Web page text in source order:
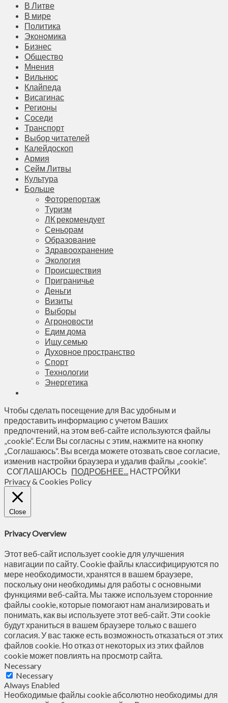
В Литве
В мире
Политика
Экономика
Бизнес
Общество
Мнения
Вильнюс
Клайпеда
Висагинас
Регионы
Соседи
Транспорт
Выбор читателей
Калейдоскоп
Армия
Сейм Литвы
Культура
Больше
Фоторепортаж
Туризм
ЛК рекомендует
Сеньорам
Образование
Здравоохранение
Экология
Происшествия
Приграничье
Деньги
Визиты
Выборы
Агроновости
Едим дома
Ищу семью
Духовное пространство
Спорт
Технологии
Энергетика
Чтобы сделать посещение для Вас удобным и
предоставить информацию с учетом Ваших
предпочтений, на этом веб-сайте используются файлы
„cookie“. Если Вы согласны с этим, нажмите на кнопку
„Соглашаюсь“. Вы всегда можете отозвать свое согласие,
изменив настройки браузера и удалив файлы „cookie“.
СОГЛАШАЮСЬ ПОДРОБНЕЕ... НАСТРОЙКИ
Privacy & Cookies Policy
Close
Privacy Overview
Этот веб-сайт использует cookie для улучшения
навигации по сайту. Сookie файлы классифицируются по
мере необходимости, хранятся в вашем браузере,
поскольку они необходимы для работы с основными
функциями веб-сайта. Мы также используем сторонние
файлы cookie, которые помогают нам анализировать и
понимать, как вы используете этот веб-сайт. Эти cookie
будут храниться в вашем браузере только с вашего
согласия. У вас также есть возможность отказаться от этих
файлов cookie. Но отказ от некоторых из этих файлов
cookie может повлиять на просмотр сайта.
Necessary
Necessary
Always Enabled
Необходимые файлы cookie абсолютно необходимы для